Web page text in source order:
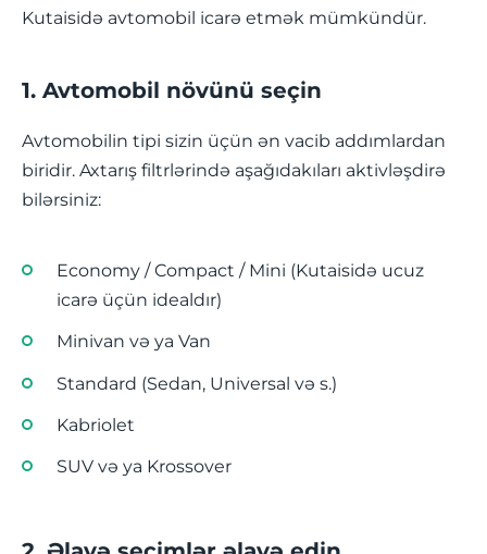
Kutaisidə avtomobil icarə etmək mümkündür.
1. Avtomobil növünü seçin
Avtomobilin tipi sizin üçün ən vacib addımlardan
biridir. Axtarış filtrlərində aşağıdakıları aktivləşdirə
bilərsiniz:
Economy / Compact / Mini (Kutaisidə ucuz
icarə üçün idealdır)
Minivan və ya Van
Standard (Sedan, Universal və s.)
Kabriolet
SUV və ya Krossover